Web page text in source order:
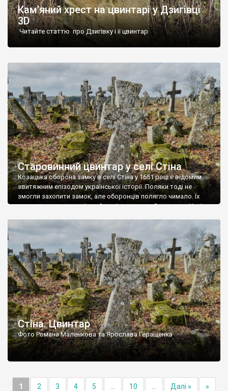
Кам’яний хрест на цвинтарі у Дзигівці
3D
Читайте статтю про Дзигівку і її цвинтар
Старовинний цвинтар у селі Стіна
Козацька оборона замку в селі Стіна у 1651 році є відомим
звитяжним епізодом української історії. Поляки тоді не
змогли захопити замок, але оборонців полягло чимало. Їх
поховали на цвинтарі, який тоді називався Замковим. Нині на
ньому чимало хрестів 19 століття, є такі, де епітафії стер […]
Стіна. Цвинтар
Фото Романа Маленкова та Ярослава Геращенка
1 2 3 4 5 10 Далі » »